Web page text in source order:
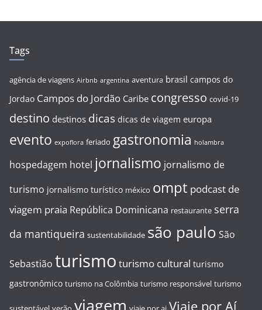
Tags
agência de viagens Airbnb argentina aventura brasil campos do
Jordao Campos do Jordão Caribe congresso covid-19
destino destinos dicas dicas de viagem europa
evento expoflora feriado gastronomia holambra
hospedagem hotel jornalismo jornalismo de
turismo jornalismo turístico méxico ompt podcast de
viagem praia República Dominicana restaurante serra
da mantiqueira sustentabilidade são paulo São
Sebastião turismo turismo cultural turismo
gastronômico turismo na Colômbia turismo responsável turismo
viagem Viaje por Aí